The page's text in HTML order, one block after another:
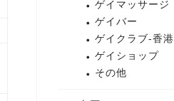
ゲイマッサージ
ゲイバー
ゲイクラブ-香港
ゲイショップ
その他